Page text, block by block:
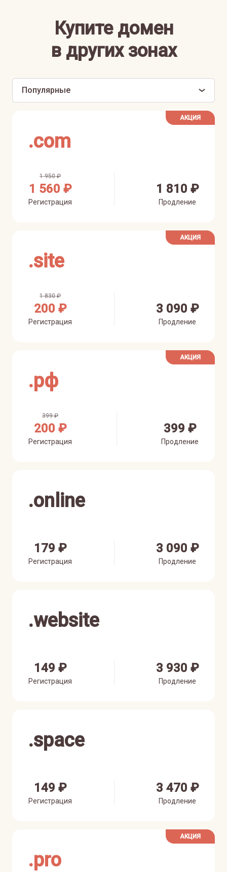
Купите домен
в других зонах
Популярные
АКЦИЯ
.com
1 950 ₽
1 560 ₽
Регистрация
1 810 ₽
Продление
АКЦИЯ
.site
1 830 ₽
200 ₽
Регистрация
3 090 ₽
Продление
АКЦИЯ
.рф
399 ₽
200 ₽
Регистрация
399 ₽
Продление
.online
179 ₽
Регистрация
3 090 ₽
Продление
.website
149 ₽
Регистрация
3 930 ₽
Продление
.space
149 ₽
Регистрация
3 470 ₽
Продление
АКЦИЯ
.pro